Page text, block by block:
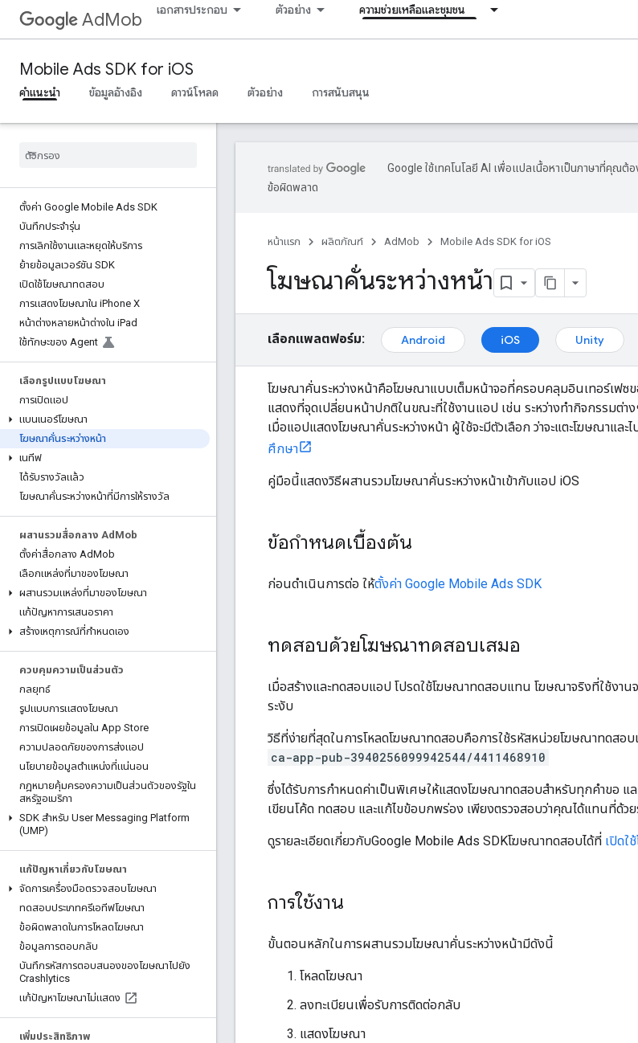
AdMob เอกสารประกอบ ตัวอย่าง ความช่วยเหลือและชุมชน
Mobile Ads SDK for iOS
คำแนะนำ ข้อมูลอ้างอิง ดาวน์โหลด ตัวอย่าง การสนับสนุน
ตั้งค่า Google Mobile Ads SDK
บันทึกประจำรุ่น
การเลิกใช้งานและหยุดให้บริการ
ย้ายข้อมูลเวอร์ชัน SDK
เปิดใช้โฆษณาทดสอบ
การแสดงโฆษณาใน iPhone X
หน้าต่างหลายหน้าต่างใน iPad
ใช้ทักษะของ Agent
เลือกรูปแบบโฆษณา
การเปิดแอป
แบนเนอร์โฆษณา
โฆษณาคั่นระหว่างหน้า
เนทีฟ
ได้รับรางวัลแล้ว
โฆษณาคั่นระหว่างหน้าที่มีการให้รางวัล
ผสานรวมสื่อกลาง Ad Mob
ตั้งค่าสื่อกลาง AdMob
เลือกแหล่งที่มาของโฆษณา
ผสานรวมแหล่งที่มาของโฆษณา
แก้ปัญหาการเสนอราคา
สร้างเหตุการณ์ที่กำหนดเอง
ควบคุมความเป็นส่วนตัว
กลยุทธ์
รูปแบบการแสดงโฆษณา
การเปิดเผยข้อมูลใน App Store
ความปลอดภัยของการส่งแอป
นโยบายข้อมูลตำแหน่งที่แน่นอน
กฎหมายคุ้มครองความเป็นส่วนตัวของรัฐใน
สหรัฐอเมริกา
SDK สำหรับ User Messaging Platform
(UMP)
แก้ปัญหาเกี่ยวกับโฆษณา
จัดการเครื่องมือตรวจสอบโฆษณา
ทดสอบประเภทครีเอทีฟโฆษณา
ข้อผิดพลาดในการโหลดโฆษณา
ข้อมูลการตอบกลับ
บันทึกรหัสการตอบสนองของโฆษณาไปยัง
Crashlytics
แก้ปัญหาโฆษณาไม่แสดง
เพิ่มประสิทธิภาพ
Google ใช้เทคโนโลยี AI เพื่อแปลเนื้อหาเป็นภาษาที่คุณต้
ข้อผิดพลาด
หน้าแรก ผลิตภัณฑ์ AdMob Mobile Ads SDK for iOS
โฆษณาคั่นระหว่างหน้า
เลือกแพลตฟอร์ม: Android iOS Unity
โฆษณาคั่นระหว่างหน้าคือโฆษณาแบบเต็มหน้าจอที่ครอบคลุมอินเทอร์เฟซ
แสดงที่จุดเปลี่ยนหน้าปกติในขณะที่ใช้งานแอป เช่น ระหว่างทำกิจกรรมต่า
เมื่อแอปแสดงโฆษณาคั่นระหว่างหน้า ผู้ใช้จะมีตัวเลือก ว่าจะแตะโฆษณาแล
ศึกษา
คู่มือนี้แสดงวิธีผสานรวมโฆษณาคั่นระหว่างหน้าเข้ากับแอป iOS
ข้อกำหนดเบื้องต้น
ก่อนดำเนินการต่อ ให้ตั้งค่า Google Mobile Ads SDK
ทดสอบด้วยโฆษณาทดสอบเสมอ
เมื่อสร้างและทดสอบแอป โปรดใช้โฆษณาทดสอบแทน โฆษณาจริงที่ใช้งา
ระงับ
วิธีที่ง่ายที่สุดในการโหลดโฆษณาทดสอบคือการใช้รหัสหน่วยโฆษณาทดสอบ
ca-app-pub-3940256099942544/4411468910
ซึ่งได้รับการกำหนดค่าเป็นพิเศษให้แสดงโฆษณาทดสอบสำหรับทุกคำขอ แ
เขียนโค้ด ทดสอบ และแก้ไขข้อบกพร่อง เพียงตรวจสอบว่าคุณได้แทนที่ด้
ดูรายละเอียดเกี่ยวกับGoogle Mobile Ads SDKโฆษณาทดสอบได้ที่ เปิดใ
การใช้งาน
ขั้นตอนหลักในการผสานรวมโฆษณาคั่นระหว่างหน้ามีดังนี้
โหลดโฆษณา
ลงทะเบียนเพื่อรับการติดต่อกลับ
แสดงโฆษณา